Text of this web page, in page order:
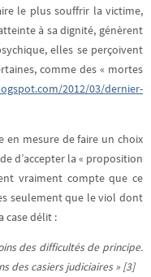
le plus souffrir la victime,
à sa dignité, génèrent
elles se perçoivent
comme des « mortes
2012/03/dernier-
mesure de faire un choix
d’accepter la « proposition
vraiment compte que ce
seulement que le viol dont
case délit :
des difficultés de principe.
des casiers judiciaires » [3]